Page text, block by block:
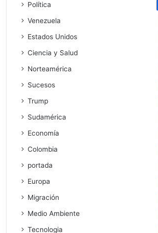
Política
Venezuela
Estados Unidos
Ciencia y Salud
Norteamérica
Sucesos
Trump
Sudamérica
Economía
Colombia
portada
Europa
Migración
Medio Ambiente
Tecnologia